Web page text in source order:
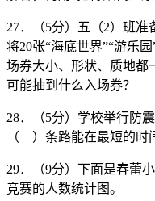
27．（5分）五（2）班
将20张“海底世界”“游乐
场券大小、形状、质地都
可能抽到什么入场券？
28．（5分）学校举行防
（ ）条路能在最短的时
29．（9分）下面是春蕾
竞赛的人数统计图。